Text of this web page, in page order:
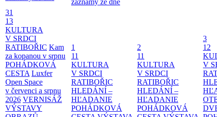
31
13
KULTURA
V SRDCI
RATIBOŘIC Kam
za kopanou v srpnu
POHÁDKOVÁ
CESTA Luxfer
Open Space
v červenci a srpnu
2026 VERNISÁŽ
VÝSTAVY
1
11
KULTURA
V SRDCI
RATIBOŘIC
HLEDÁNÍ –
HĽADANIE
POHÁDKOVÁ
2
11
KULTURA
V SRDCI
RATIBOŘIC
HLEDÁNÍ –
HĽADANIE
POHÁDKOVÁ
3
12
V